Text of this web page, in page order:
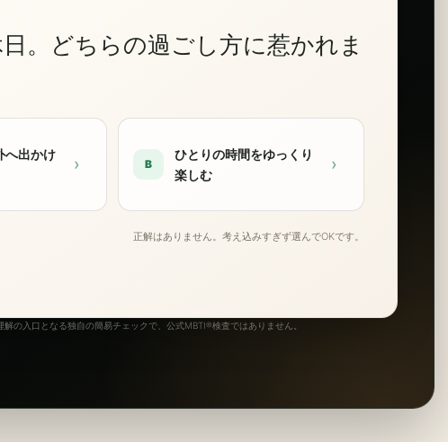
。どちらの過ごし方に惹かれま
へ出かけ
› B
ひとりの時間をゆっくり
楽しむ
›
正解はありません。考え込みすぎず選んでOKです。
解の入口となる独自の簡易チェックで、公式MBTI®検査ではありません。